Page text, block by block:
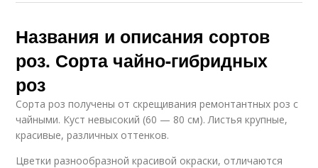
Названия и описания сортов
роз. Сорта чайно-гибридных
роз
Сорта роз получены от скрещивания ремонтантных роз с
чайными. Куст невысокий (60 — 80 см). Листья крупные,
красивые, различных оттенков.
Цветки разнообразной красивой окраски, отличаются